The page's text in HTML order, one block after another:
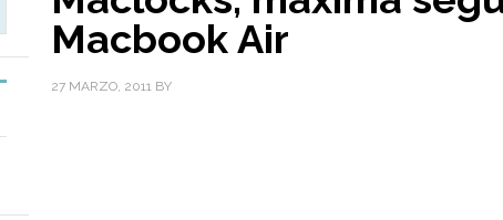
Macbook Air
27 MARZO, 2011 BY